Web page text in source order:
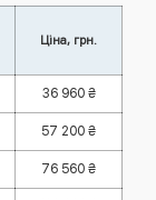
Ціна, грн.
36 960 ₴
57 200 ₴
76 560 ₴